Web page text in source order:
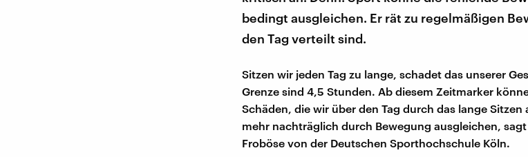
bedingt ausgleichen. Er rät zu regelmäßigen
den Tag verteilt sind.
Sitzen wir jeden Tag zu lange, schadet das unserer
Grenze sind 4,5 Stunden. Ab diesem Zeitmarker
Schäden, die wir über den Tag durch das lange
mehr nachträglich durch Bewegung ausgleichen,
Froböse von der Deutschen Sporthochschule Köln.